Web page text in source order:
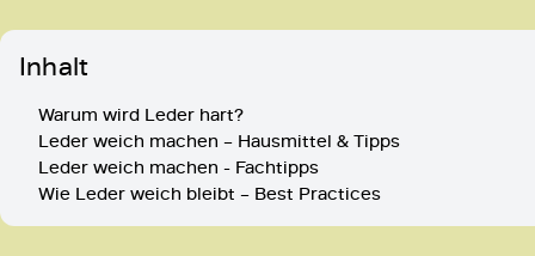
Inhalt
Warum wird Leder hart?
Leder weich machen – Hausmittel & Tipps
Leder weich machen - Fachtipps
Wie Leder weich bleibt – Best Practices